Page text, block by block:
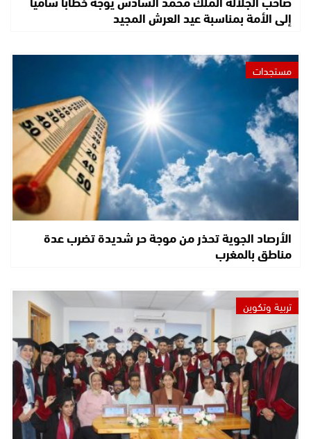
إلى الأمة بمناسبة عيد العرش المجيد
مستجدات
الأرصاد الجوية تحذر من موجة حر شديدة تضرب عدة
مناطق بالمغرب
تربية وتكوين